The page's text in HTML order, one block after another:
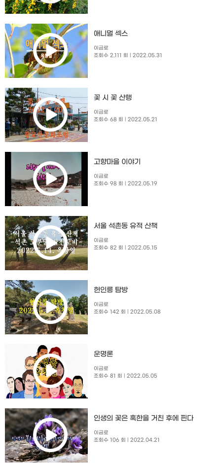
애니멀 섹스
이금로
조회수 2,111 회
| 2022.05.31
꽃 시 꽃 산행
이금로
조회수 68 회
| 2022.05.21
고향마을 이야기
이금로
조회수 98 회
| 2022.05.19
서울 석촌동 유적 산책
이금로
조회수 82 회
| 2022.05.15
헌인릉 탐방
이금로
조회수 142 회
| 2022.05.08
운명론
이금로
조회수 81 회
| 2022.05.05
인생의 꽃은 혹한을 거친 후에 핀다
이금로
조회수 106 회
| 2022.04.21